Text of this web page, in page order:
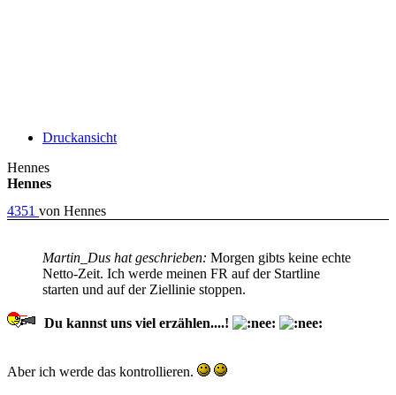
Druckansicht
Hennes
Hennes
4351 von Hennes
Martin_Dus hat geschrieben: Morgen gibts keine echte
Netto-Zeit. Ich werde meinen FR auf der Startline
starten und auf der Ziellinie stoppen.
Du kannst uns viel erzählen....!
Aber ich werde das kontrollieren.